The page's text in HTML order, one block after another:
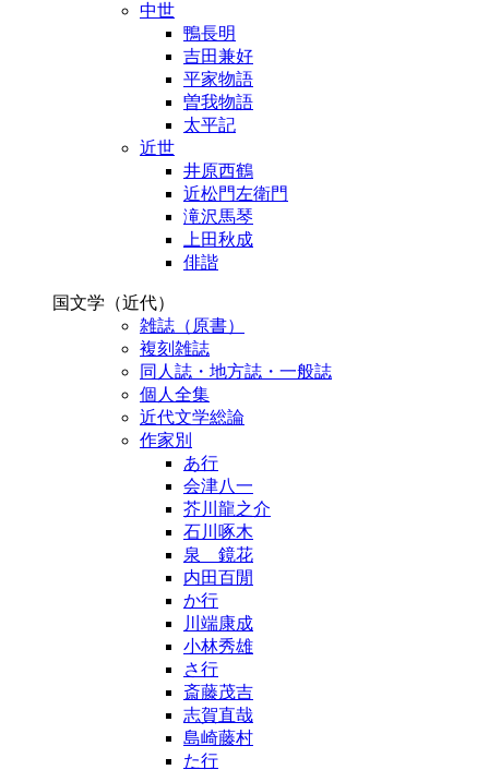
中世
鴨長明
吉田兼好
平家物語
曽我物語
太平記
近世
井原西鶴
近松門左衛門
滝沢馬琴
上田秋成
俳諧
国文学（近代）
雑誌（原書）
複刻雑誌
同人誌・地方誌・一般誌
個人全集
近代文学総論
作家別
あ行
会津八一
芥川龍之介
石川啄木
泉 鏡花
内田百閒
か行
川端康成
小林秀雄
さ行
斎藤茂吉
志賀直哉
島崎藤村
た行